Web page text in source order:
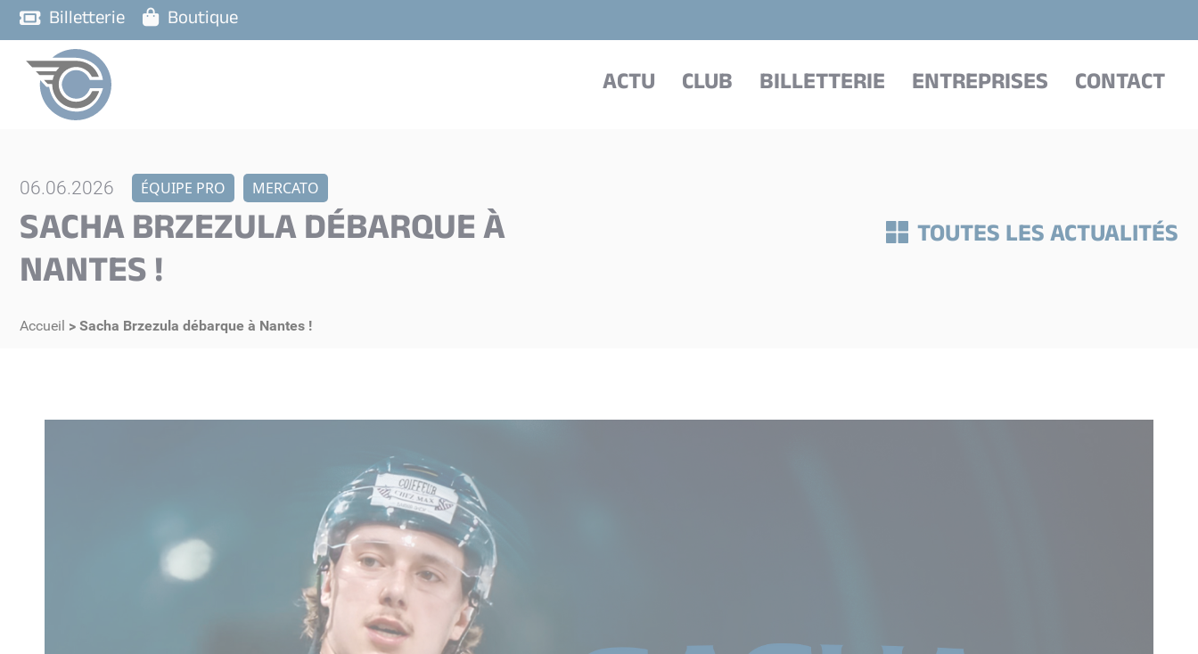
Billetterie Boutique
ACTU CLUB BILLETTERIE ENTREPRISES CONTACT
06.06.2026 ÉQUIPE PRO MERCATO
SACHA BRZEZULA DÉBARQUE À
NANTES !
TOUTES LES ACTUALITÉS
Accueil > Sacha Brzezula débarque à Nantes !